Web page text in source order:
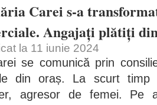
Carei s-a
Angajați plătiți
la 11 iunie 2024
se comunică prin
din oraș. La scurt
agresor de femei. Pe